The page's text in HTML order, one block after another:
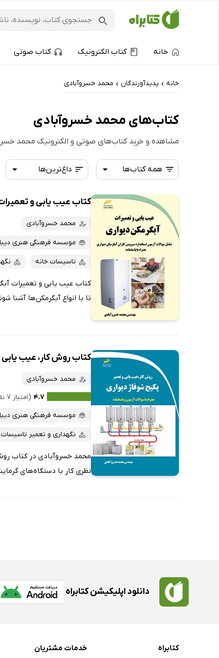
خانه کتاب الکترونیک کتاب صوتی
خانه › پدیدآورندگان › محمد خسروآبادی
کتاب‌های محمد خسروآبادی
مشاهده و خرید کتاب‌های صوتی و الکترونیک محمد
داغ‌ترین‌ها
تازه‌ها
داغ‌ترین‌ها
پرفروش‌ها
پربحث‌ها
همه کتاب‌ها
همه کتاب‌ها
کتاب‌های صوتی
کتاب‌های متنی
کتاب عیب یابی و
محمد خسروآبادی
موسسه فرهنگی هنری
تاسیسات خانه
کتاب عیب یابی و تعمیرات
تا با انواع آبگرمکن‌ها آشنا
کتاب روش کار، عیب یابی
محمد خسروآبادی
۴.۷ (امتیاز ۷ نفر)
موسسه فرهنگی هنری
نگهداری و تعمیر تاسیسات
محمد خسروآبادی در کتاب
نظری کار با دستگاه‌های
دانلود اپلیکیشن کتابراه
کتابراه خدمات مشتریان